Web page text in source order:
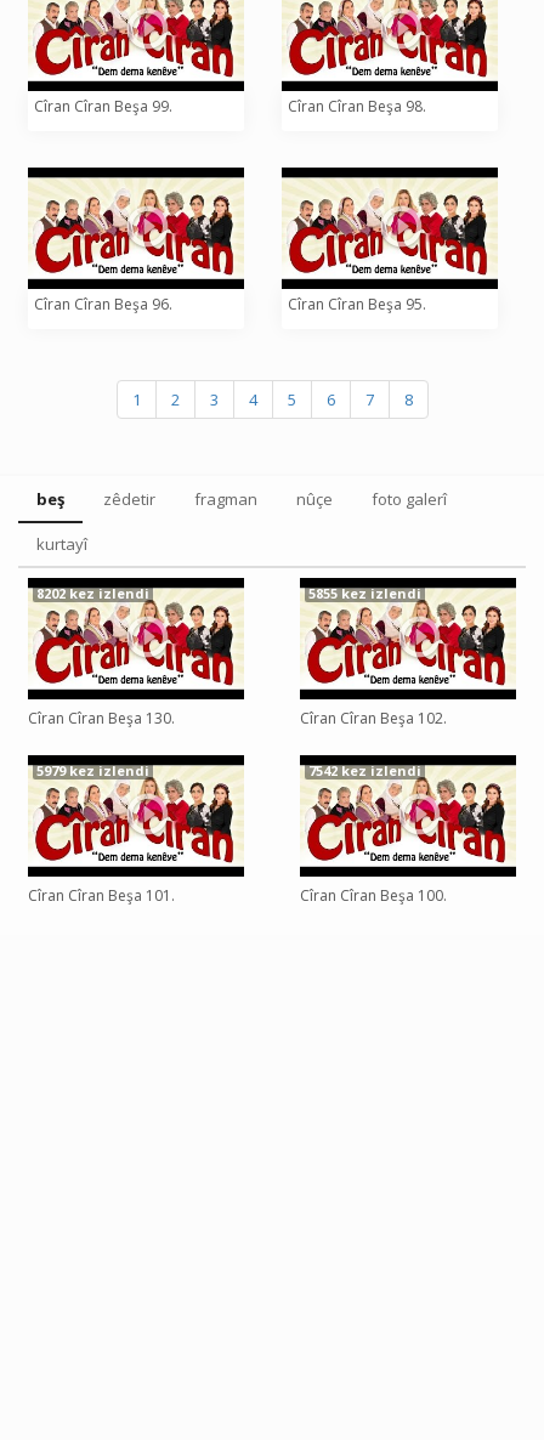
Cîran Cîran Beşa 99. Cîran Cîran Beşa 98.
Cîran Cîran Beşa 96. Cîran Cîran Beşa 95.
1 2 3 4 5 6 7 8
beş zêdetir fragman nûçe foto galerî
kurtayî
Cîran Cîran Beşa 130.
8202 kez izlendi
Cîran Cîran Beşa 102.
5855 kez izlendi
Cîran Cîran Beşa 101.
5979 kez izlendi
Cîran Cîran Beşa 100.
7542 kez izlendi